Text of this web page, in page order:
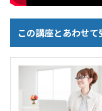
この講座とあわせ